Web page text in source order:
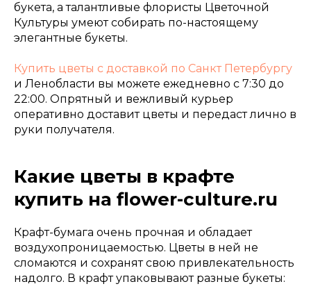
букета, а талантливые флористы Цветочной
Культуры умеют собирать по-настоящему
элегантные букеты.
Купить цветы с доставкой по Санкт Петербургу
и Ленобласти вы можете ежедневно с 7:30 до
22:00. Опрятный и вежливый курьер
оперативно доставит цветы и передаст лично в
руки получателя.
Какие цветы в крафте
купить на flower-culture.ru
Крафт-бумага очень прочная и обладает
воздухопроницаемостью. Цветы в ней не
сломаются и сохранят свою привлекательность
надолго. В крафт упаковывают разные букеты: